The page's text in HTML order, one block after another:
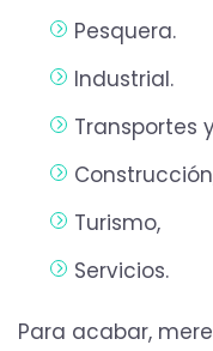
Pesquera.
Industrial.
Transportes
Turismo,
Servicios.
Para acabar,